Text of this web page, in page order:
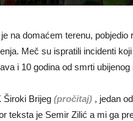
na domaćem terenu,
Meč su ispratili incidenti
i 10 godina od smrti
Široki Brijeg (pročitaj) , jedan
teksta je Semir Zilić a mi ga